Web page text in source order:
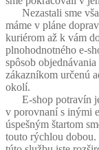
Nezastali sme
máme v pláne
kuriérom až k vám
plnohodnotného e-
spôsob
zákazníkom určenú
okolí.
E-shop potravín je
v porovnaní s inými
úspešným štartom
touto rýchlou